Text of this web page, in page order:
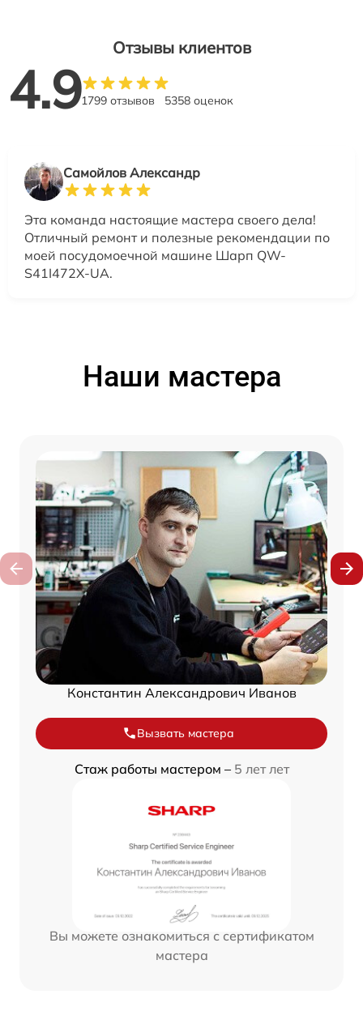
Отзывы клиентов
4.91799 отзывов 5358 оценок
Самойлов Александр
Эта команда настоящие мастера своего дела!
Отличный ремонт и полезные рекомендации по
моей посудомоечной машине Шарп QW-
S41I472X-UA.
Наши мастера
Константин Александрович Иванов
Вызвать мастера
Стаж работы мастером – 5 лет лет
Вы можете ознакомиться с сертификатом
мастера